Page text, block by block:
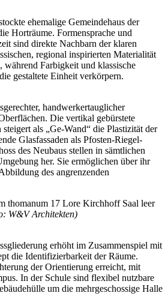
ehemalige Gemeindehaus der
Horträume. Formensprache und
sind direkte Nachbarn der klaren
regional inspirierten Materialität
während Farbigkeit und klassische
gestaltete Einheit verkörpern.
handwerkertauglicher
Die vertikal gebürstete
steigert als „Ge-Wand“ die Plastizität der
Glasfassaden als Pfosten-Riegel-
des Neubaus stellen in sämtlichen
her. Sie ermöglichen über ihr
des angrenzenden
W&V Architekten)
erhöht im Zusammenspiel mit
die Identifizierbarkeit der Räume.
der Orientierung erreicht, mit
In der Schule sind flexibel nutzbare
um die mehrgeschossige Halle